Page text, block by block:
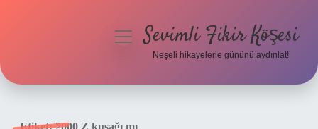
menüyüSevimli Fikir Köşesi
Neşeli hikayelerle gününü aydınlat!
Etiket:2000 Z kuşağı mı